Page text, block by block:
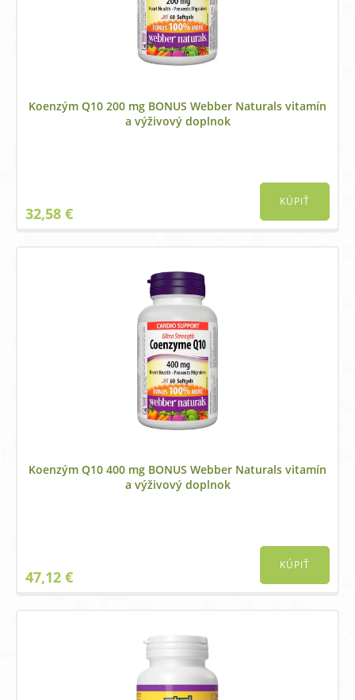
Koenzým Q10 200 mg BONUS Webber Naturals vitamín
a výživový doplnok
32,58 €
KÚPIŤ
Koenzým Q10 400 mg BONUS Webber Naturals vitamín
a výživový doplnok
47,12 €
KÚPIŤ